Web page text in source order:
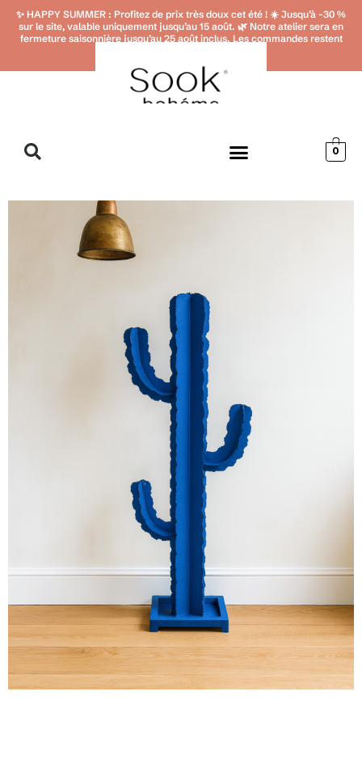
contenu
✨ HAPPY SUMMER : Profitez de prix très doux cet été ! ☀️ Jusqu’à -30 %
sur le site, valable uniquement jusqu’au 15 août. 🌿 Notre atelier sera en
fermeture saisonnière jusqu’au 25 août inclus. Les commandes restent
0